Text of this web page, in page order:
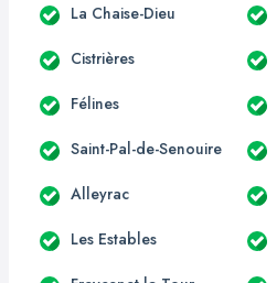
La Chaise-Dieu
Cistrières
Félines
Saint-Pal-de-Senouire
Alleyrac
Les Estables